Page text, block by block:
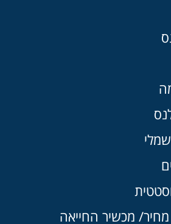
מחיר/ מכשיר החייאה